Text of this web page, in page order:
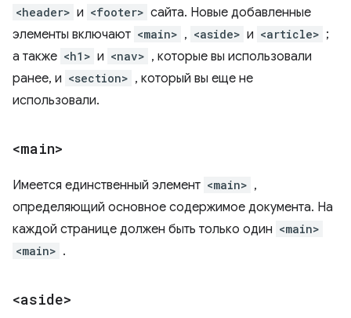
<header> и <footer> сайта. Новые добавленные
элементы включают <main> , <aside> и <article> ;
а также <h1> и <nav> , которые вы использовали
ранее, и <section> , который вы еще не
использовали.
<main>
Имеется единственный элемент <main> ,
определяющий основное содержимое документа. На
каждой странице должен быть только один <main>
<main> .
<aside>